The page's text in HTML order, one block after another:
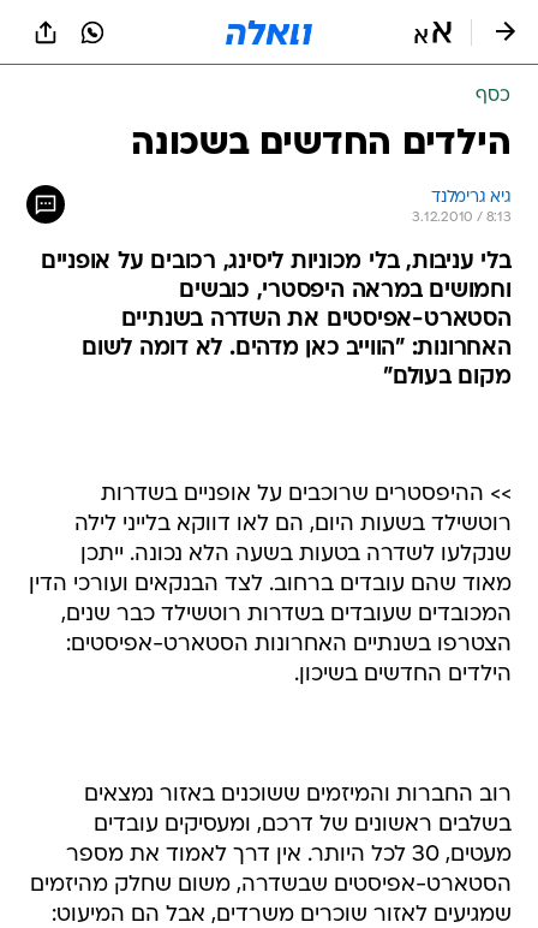
כסף
הילדים החדשים בשכונה
גיא גרימלנד
3.12.2010 / 8:13
בלי עניבות, בלי מכוניות ליסינג, רכובים על אופניים
וחמושים במראה היפסטרי, כובשים
הסטארט-אפיסטים את השדרה בשנתיים
האחרונות: "הווייב כאן מדהים. לא דומה לשום
מקום בעולם"
>> ההיפסטרים שרוכבים על אופניים בשדרות
רוטשילד בשעות היום, הם לאו דווקא בלייני לילה
שנקלעו לשדרה בטעות בשעה הלא נכונה. ייתכן
מאוד שהם עובדים ברחוב. לצד הבנקאים ועורכי הדין
המכובדים שעובדים בשדרות רוטשילד כבר שנים,
הצטרפו בשנתיים האחרונות הסטארט-אפיסטים:
הילדים החדשים בשיכון.
רוב החברות והמיזמים ששוכנים באזור נמצאים
בשלבים ראשונים של דרכם, ומעסיקים עובדים
מעטים, 30 לכל היותר. אין דרך לאמוד את מספר
הסטארט-אפיסטים שבשדרה, משום שחלק מהיזמים
שמגיעים לאזור שוכרים משרדים, אבל הם המיעוט: